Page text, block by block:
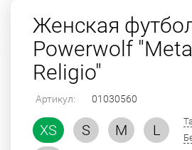
Женская
Powerwolf
Religio"
Артикул: 01030560
XS S M
L